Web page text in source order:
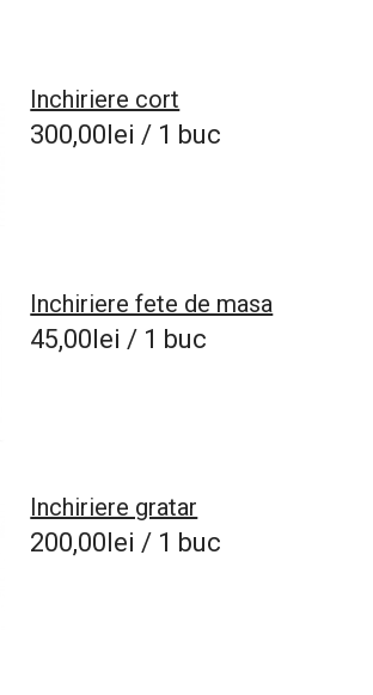
Inchiriere cort
300,00lei / 1 buc
Inchiriere fete de masa
45,00lei / 1 buc
Inchiriere gratar
200,00lei / 1 buc